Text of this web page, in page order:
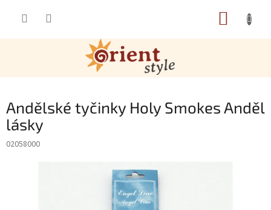
Andělské tyčinky Holy Smokes Anděl
lásky
02058000